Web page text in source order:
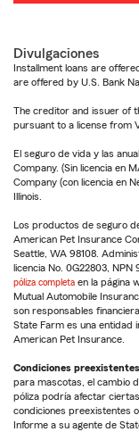
Divulgaciones
Installment loans are
are offered by U.S. Bank
The creditor and issuer of
pursuant to a license from
El seguro de vida y las
Company. (Sin licencia en
Company (con licencia en
Illinois.
Los productos de seguro
American Pet Insurance
Seattle, WA 98108.
licencia No. 0G22803,
póliza completa en la página
Mutual Automobile
son responsables
State Farm es una entidad
American Pet Insurance.
Condiciones
para mascotas, el cambio
póliza podría afectar
condiciones preexistentes
Informe a su agente de